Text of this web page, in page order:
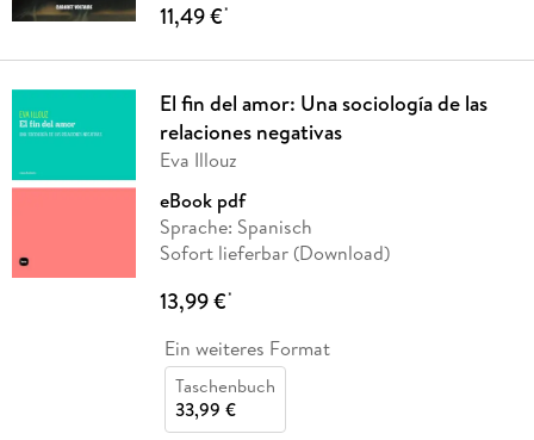
11,49 €*
El fin del amor: Una sociología de las
relaciones negativas
Eva Illouz
eBook pdf
Sprache: Spanisch
Sofort lieferbar (Download)
13,99 €*
Ein weiteres Format
Taschenbuch
33,99 €